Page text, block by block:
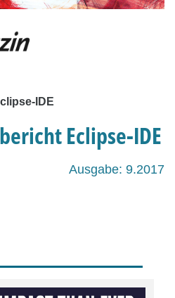
IDE
Eclipse-IDE
Ausgabe: 9.2017